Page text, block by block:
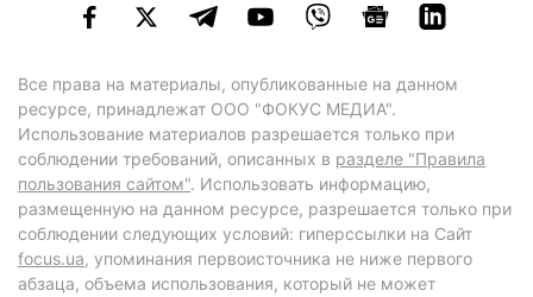
Все права на материалы, опубликованные на данном
ресурсе, принадлежат ООО "ФОКУС МЕДИА".
Использование материалов разрешается только при
соблюдении требований, описанных в разделе "Правила
пользования сайтом". Использовать информацию,
размещенную на данном ресурсе, разрешается только при
соблюдении следующих условий: гиперссылки на Сайт
focus.ua, упоминания первоисточника не ниже первого
абзаца, объема использования, который не может